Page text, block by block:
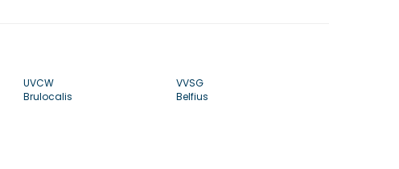
UVCW
Brulocalis
VVSG
Belfius